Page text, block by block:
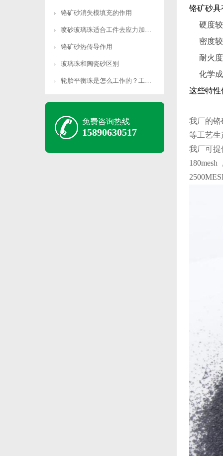
铬矿砂消失模填充的作用
喷砂玻璃珠适合工件去应力加工吗
铬矿砂热传导作用
玻璃珠和陶瓷砂区别
轮胎平衡珠是怎么工作的？工作原理是什么？
免费咨询热线
15890630517
铬矿砂具
硬度
密度
耐火
化学
这些特性
我厂的
等工艺
我厂可提
180mesh